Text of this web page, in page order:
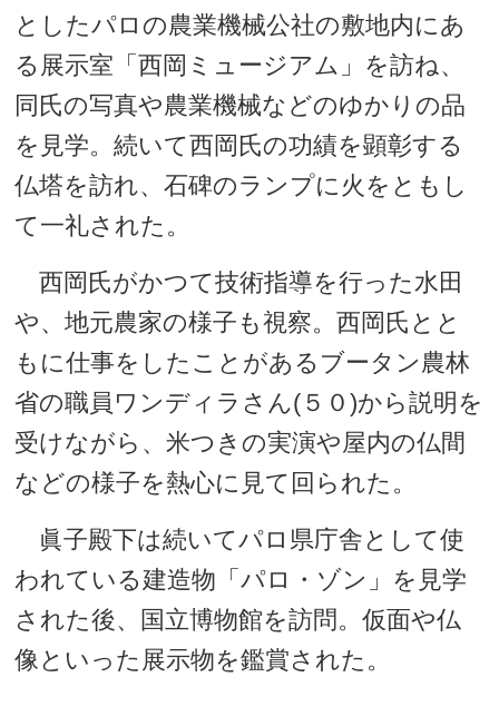
としたパロの農業機械公社の敷地内にあ
る展示室「西岡ミュージアム」を訪ね、
同氏の写真や農業機械などのゆかりの品
を見学。続いて西岡氏の功績を顕彰する
仏塔を訪れ、石碑のランプに火をともし
て一礼された。
西岡氏がかつて技術指導を行った水田
や、地元農家の様子も視察。西岡氏とと
もに仕事をしたことがあるブータン農林
省の職員ワンディラさん(５０)から説明を
受けながら、米つきの実演や屋内の仏間
などの様子を熱心に見て回られた。
眞子殿下は続いてパロ県庁舎として使
われている建造物「パロ・ゾン」を見学
された後、国立博物館を訪問。仮面や仏
像といった展示物を鑑賞された。